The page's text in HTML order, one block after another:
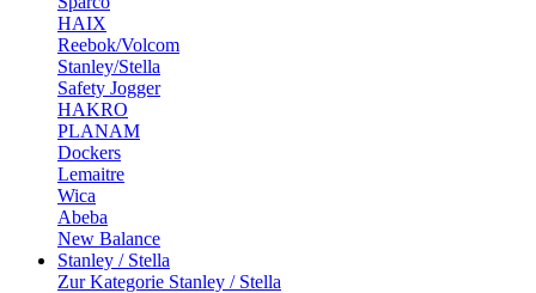
HAIX
Reebok/Volcom
Stanley/Stella
Safety Jogger
HAKRO
PLANAM
Dockers
Lemaitre
Wica
Abeba
New Balance
Stanley / Stella
Zur Kategorie Stanley / Stella